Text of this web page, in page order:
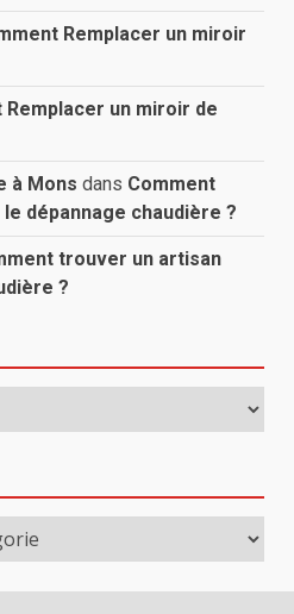
Remplacer un miroir
Remplacer un miroir de
à Mons dans Comment
dépannage chaudière ?
trouver un artisan
?